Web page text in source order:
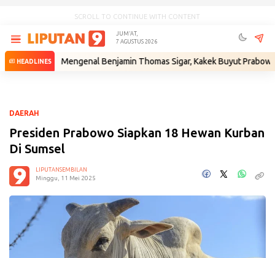
SCROLL TO CONTINUE WITH CONTENT
JUM'AT,
7 AGUSTUS 2026
HEADLINES
• Mengenal Benjamin Thomas Sigar, Kakek Buyut Prabowo dari
DAERAH
Presiden Prabowo Siapkan 18 Hewan Kurban
Di Sumsel
LIPUTANSEMBILAN
Minggu, 11 Mei 2025